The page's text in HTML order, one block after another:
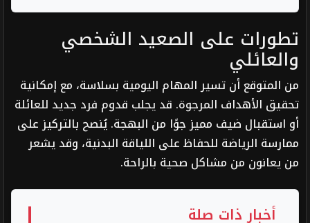
تطورات على الصعيد الشخصي
والعائلي
من المتوقع أن تسير المهام اليومية بسلاسة، مع إمكانية
تحقيق الأهداف المرجوة. قد يجلب قدوم فرد جديد للعائلة
أو استقبال ضيف مميز جوًا من البهجة. يُنصح بالتركيز على
ممارسة الرياضة للحفاظ على اللياقة البدنية، وقد يشعر
من يعانون من مشاكل صحية بالراحة.
أخبار ذات صلة